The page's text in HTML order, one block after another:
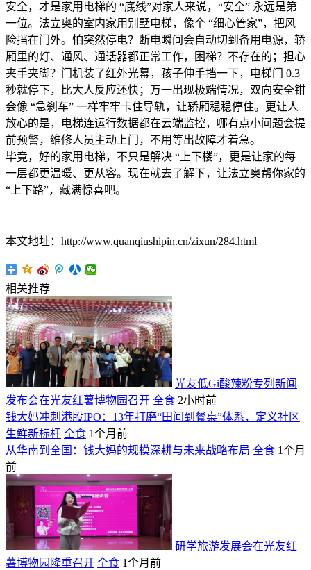
安全，才是家用电梯的 “底线”对家人来说，“安全” 永远是第
一位。法立奥的室内家用别墅电梯，像个 “细心管家”，把风
险挡在门外。怕突然停电？断电瞬间会自动切到备用电源，轿
厢里的灯、通风、通话器都正常工作，困梯？不存在的；担心
夹手夹脚？门机装了红外光幕，孩子伸手挡一下，电梯门 0.3
秒就停下，比大人反应还快；万一出现极端情况，双向安全钳
会像 “急刹车” 一样牢牢卡住导轨，让轿厢稳稳停住。更让人
放心的是，电梯连运行数据都在云端监控，哪有点小问题会提
前预警，维修人员主动上门，不用等出故障才着急。
毕竟，好的家用电梯，不只是解决 “上下楼”，更是让家的每
一层都更温暖、更从容。现在就去了解下，让法立奥帮你家的
“上下路”，藏满惊喜吧。
本文地址：http://www.quanqiushipin.cn/zixun/284.html
相关推荐
光友低Gi酸辣粉专列新闻
发布会在光友红薯博物园召开 全食 2小时前
钱大妈冲刺港股IPO：13年打磨“田间到餐桌”体系，定义社区
生鲜新标杆 全食 1个月前
从华南到全国：钱大妈的规模深耕与未来战略布局 全食 1个月
前
研学旅游发展会在光友红
薯博物园隆重召开 全食 1个月前